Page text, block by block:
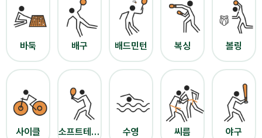
바둑 배구 배드민턴 복싱 볼링
사이클 소프트테니스 수영 씨름 야구